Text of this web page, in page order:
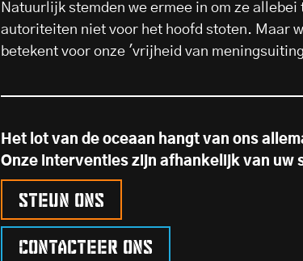
Natuurlijk stemden we ermee in om ze
autoriteiten niet voor het hoofd stoten. Maar
betekent voor onze 'vrijheid van
Het lot van de oceaan hangt van ons
Onze interventies zijn afhankelijk van uw
Steun ons
Contacteer ons